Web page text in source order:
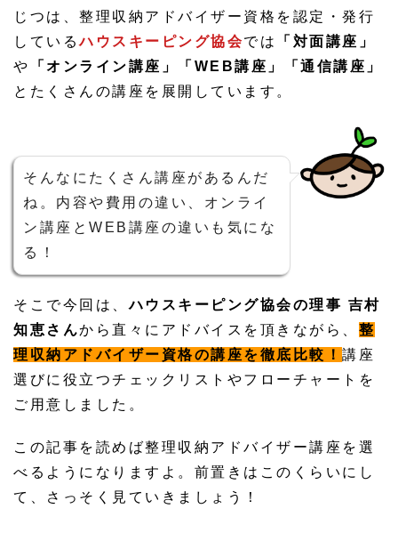
じつは、整理収納アドバイザー資格を認定・発行
しているハウスキーピング協会では
「対面講座」
や
「オンライン講座」「WEB講座」「通信講座」
とたくさんの講座を展開しています。
そんなにたくさん講座があるんだ
ね。内容や費用の違い、オンライ
ン講座とWEB講座の違いも気にな
る！
そこで今回は、ハウスキーピング協会の理事 吉村
知恵さんから直々にアドバイスを頂きながら、 整
理収納アドバイザー資格の講座を徹底比較！ 講座
選びに役立つチェックリストやフローチャートを
ご用意しました。
この記事を読めば整理収納アドバイザー講座を選
べるようになりますよ。前置きはこのくらいにし
て、さっそく見ていきましょう！